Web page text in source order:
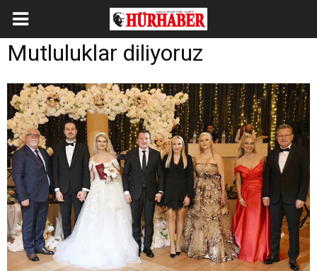
Mutluluklar diliyoruz